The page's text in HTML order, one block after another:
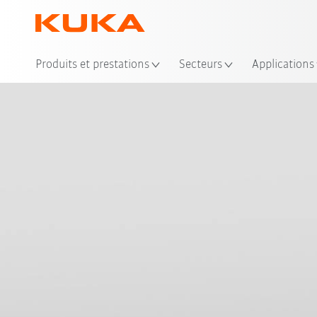
Produits et prestations Secteurs Applications